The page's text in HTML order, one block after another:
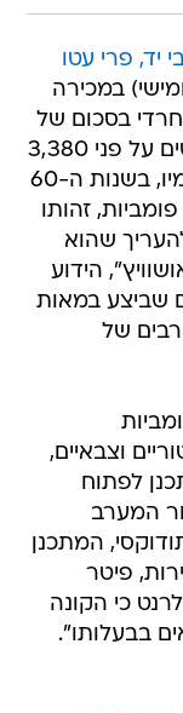
יד, פרי עטו
במכירה
בסכום של
292,775 דולרים. החומרים המתפרשים על פני 3,380
עמודים נכתבו על ידי מנגלה בערוב ימיו, בשנות ה-60
פומביות, זהותו
שהוא
הידוע
שביצע במאות
של
וצבאיים,
לפתוח
המערב
המתכנן
פיטר
כי הקונה
בבעלותו".